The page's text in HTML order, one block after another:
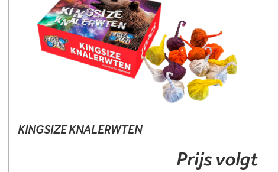
KINGSIZE KNALERWTEN
Prijs volgt